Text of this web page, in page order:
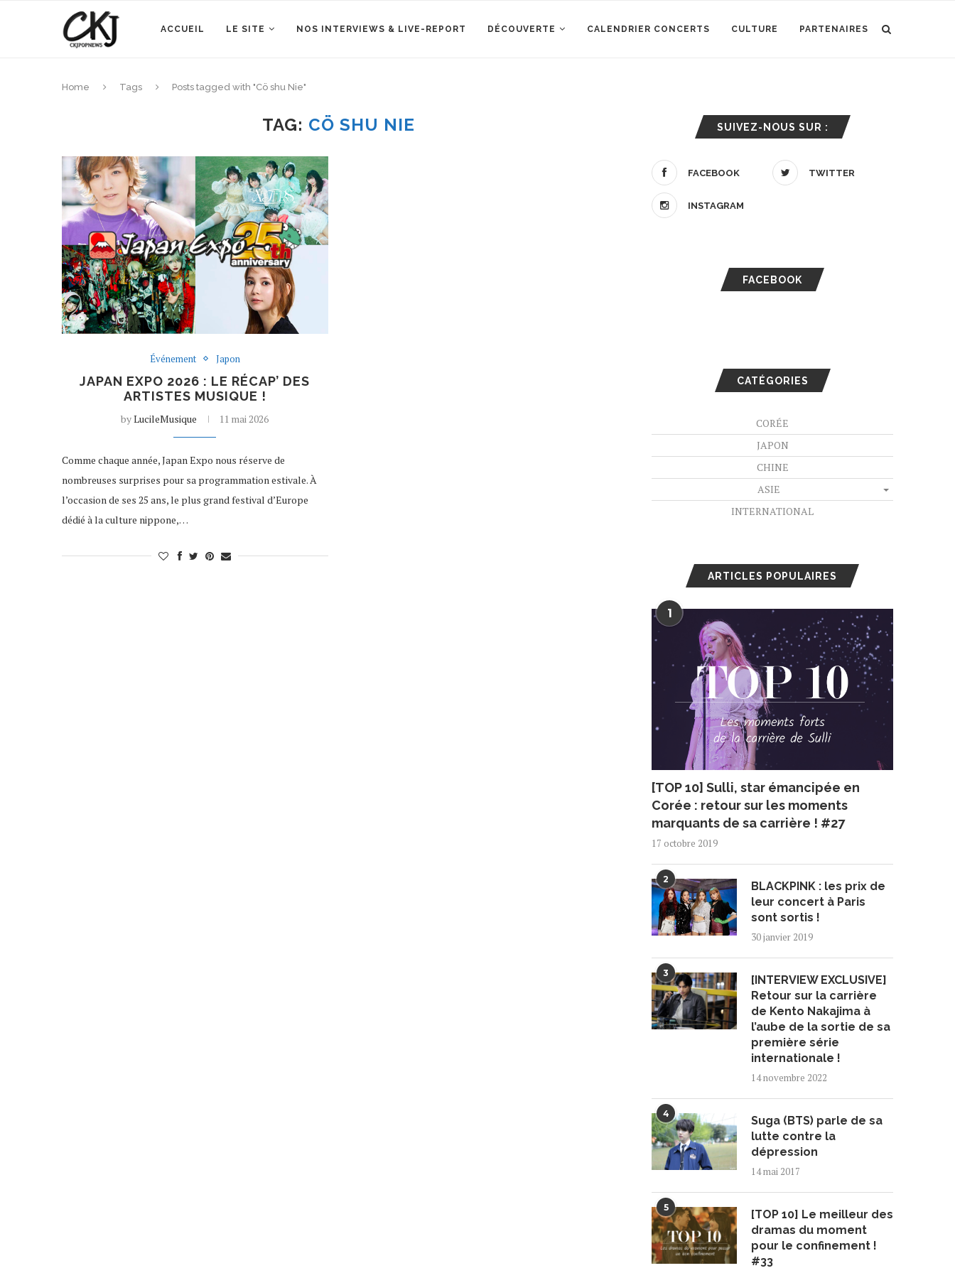
ACCUEIL LE SITE NOS INTERVIEWS & LIVE-REPORT DÉCOUVERTE CALENDRIER CONCERTS CULTURE PARTENAIRES
Home Tags Posts tagged with "Cö shu Nie"
TAG: CÖ SHU NIE
Événement Japon
JAPAN EXPO 2026 : LE RÉCAP’ DES
ARTISTES MUSIQUE !
byLucileMusique 11 mai 2026
Comme chaque année, Japan Expo nous réserve de
nombreuses surprises pour sa programmation estivale. À
l’occasion de ses 25 ans, le plus grand festival d’Europe
dédié à la culture nippone,…
SUIVEZ-NOUS SUR :
FACEBOOK TWITTER
INSTAGRAM
FACEBOOK
CATÉGORIES
CORÉE
JAPON
CHINE
ASIE
INTERNATIONAL
ARTICLES POPULAIRES
1
[TOP 10] Sulli, star émancipée en
Corée : retour sur les moments
marquants de sa carrière ! #27
17 octobre 2019
2
BLACKPINK : les prix de
leur concert à Paris
sont sortis !
30 janvier 2019
3
[INTERVIEW EXCLUSIVE]
Retour sur la carrière
de Kento Nakajima à
l’aube de la sortie de sa
première série
internationale !
14 novembre 2022
4
Suga (BTS) parle de sa
lutte contre la
dépression
14 mai 2017
5
[TOP 10] Le meilleur des
dramas du moment
pour le confinement !
#33